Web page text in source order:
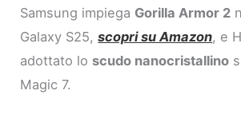
Samsung impiega Gorilla Armor 2
Galaxy S25,scopri su Amazon, e
adottato lo scudo nanocristallino
Magic 7.